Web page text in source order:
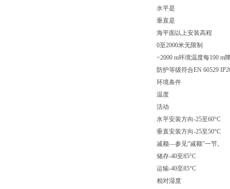
水平是
垂直是
海平面以上安装高程
0至2000米无限制
>2000 m环境温度每100 m
防护等级符合EN 60529
环境条件
温度
活动
水平安装方向-25至60°C
垂直安装方向-25至50°C
减额—参见“减额"一节。
储存-40至85°C
运输-40至85°C
相对湿度